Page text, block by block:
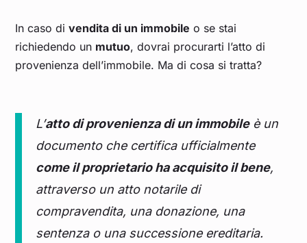
In caso divendita di un immobile o se stai
richiedendo un mutuo, dovrai procurarti l’atto di
provenienza dell’immobile. Ma di cosa si tratta?
L’atto di provenienza di un immobileè un
documento che certifica ufficialmente
come il proprietario ha acquisito il bene,
attraverso un atto notarile di
compravendita, una donazione, una
sentenza o una successione ereditaria.